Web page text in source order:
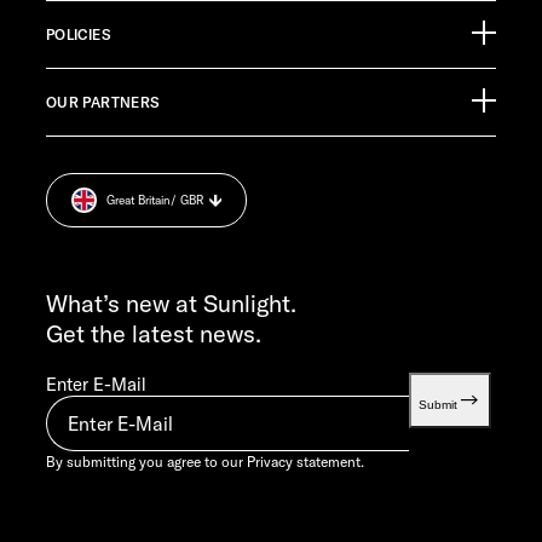
88299 Leutkirch
Germany
CUSTOMER SUPPORT
service@service.sunlight.de
MON-THU 7:30 AM – 12:00 PM AND 1:00 PM – 4:00 PM
FRI 7:30 AM – 12:00 PM
info@sunlight.de
POLICIES
Imprint.
Cookie Consent
Weight information.
OUR PARTNERS
What’s new at Sunlight.
Get the latest news.
Enter E-Mail
Submit
By submitting you agree to our Privacy statement.
Great Britain/ GBR